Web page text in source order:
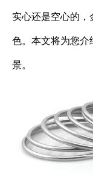
实心还是空心的
色。本文将为您
景。